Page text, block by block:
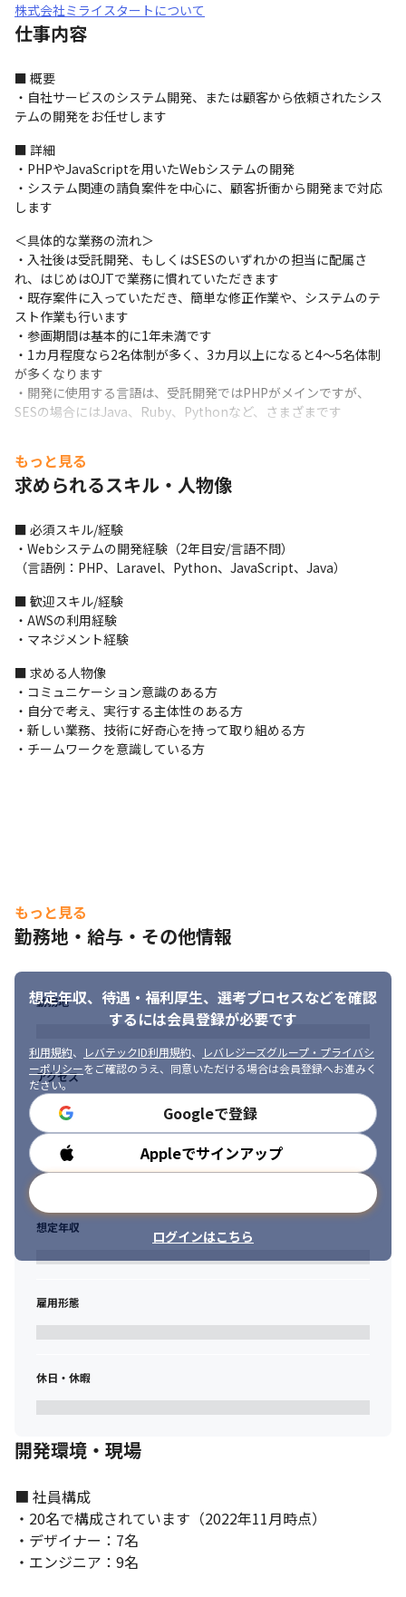
株式会社ミライスタートについて
仕事内容
■ 概要
・自社サービスのシステム開発、または顧客から依頼されたシス
テムの開発をお任せします
■ 詳細
・PHPやJavaScriptを用いたWebシステムの開発
・システム関連の請負案件を中心に、顧客折衝から開発まで対応
します
＜具体的な業務の流れ＞
・入社後は受託開発、もしくはSESのいずれかの担当に配属さ
れ、はじめはOJTで業務に慣れていただきます
・既存案件に入っていただき、簡単な修正作業や、システムのテ
スト作業も行います
・参画期間は基本的に1年未満です
・1カ月程度なら2名体制が多く、3カ月以上になると4～5名体制
が多くなります
・開発に使用する言語は、受託開発ではPHPがメインですが、
SESの場合にはJava、Ruby、Pythonなど、さまざまです
・直接取引先と仕様を決めながら作業を進めることが多く、意見
を反映しやすい環境です
なります
・チャレンジする機会とサポートが得られる会社で、自分次第で
成長することができます
顧客折衝のなかで、エンジニアの意見を反映しやすい環境です。
受託開発案件、またはSES案件をお任せします。
もっと見る
求められるスキル・人物像
■ 必須スキル/経験
・Webシステムの開発経験（2年目安/言語不問）
（言語例：PHP、Laravel、Python、JavaScript、Java）
■ 歓迎スキル/経験
・AWSの利用経験
・マネジメント経験
■ 求める人物像
・コミュニケーション意識のある方
・自分で考え、実行する主体性のある方
・新しい業務、技術に好奇心を持って取り組める方
・チームワークを意識している方
もっと見る
勤務地・給与・その他情報
想定年収、待遇・福利厚生、 選考プロセスなどを確認
するには会員登録が必要です
利用規約、 レバテックID利用規約、
レバレジーズグループ・プライバシ
ーポリシーをご確認のうえ、同意いただける場合は会員登録へお進みく
ださい。
Googleで登録
Appleでサインアップ
ログインはこちら
勤務地
アクセス
勤務時間
想定年収
雇用形態
休日・休暇
開発環境・現場
■ 社員構成
・20名で構成されています（2022年11月時点）
・デザイナー：7名
・エンジニア：9名